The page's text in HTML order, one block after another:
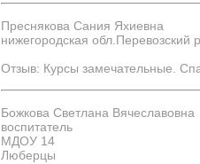
Преснякова Сания Яхиевна
нижегородская обл.Перевозский
Отзыв: Курсы замечательные.
Божкова Светлана Вячеславовна
воспитатель
МДОУ 14
Люберцы